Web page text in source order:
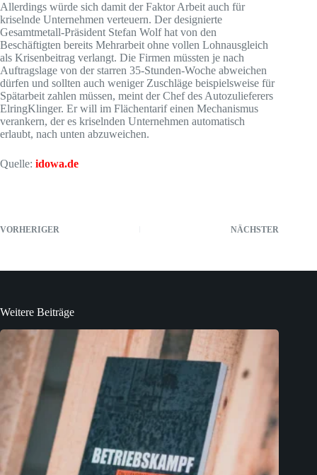
Allerdings würde sich damit der Faktor Arbeit auch für
kriselnde Unternehmen verteuern. Der designierte
Gesamtmetall-Präsident Stefan Wolf hat von den
Beschäftigten bereits Mehrarbeit ohne vollen Lohnausgleich
als Krisenbeitrag verlangt. Die Firmen müssten je nach
Auftragslage von der starren 35-Stunden-Woche abweichen
dürfen und sollten auch weniger Zuschläge beispielsweise für
Spätarbeit zahlen müssen, meint der Chef des Autozulieferers
ElringKlinger. Er will im Flächentarif einen Mechanismus
verankern, der es kriselnden Unternehmen automatisch
erlaubt, nach unten abzuweichen.
Quelle: idowa.de
VORHERIGER NÄCHSTER
Weitere Beiträge